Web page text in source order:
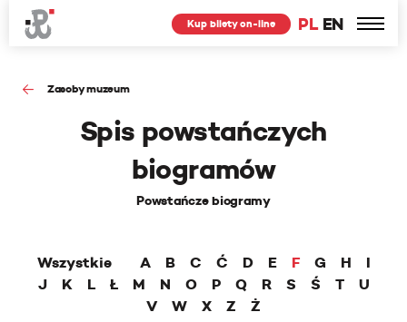
PL EN
Kup bilety on-line
Zasoby muzeum
Spis powstańczych
biogramów
Powstańcze biogramy
Wszystkie A B C Ć D E F G H
I
J
K L Ł M N O P Q R S Ś T
U
V
W X Z
Ż